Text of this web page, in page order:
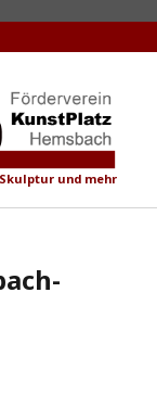
Skulptur und mehr